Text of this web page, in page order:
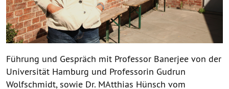
Führung und Gespräch mit Professor Banerjee von der
Universität Hamburg und Professorin Gudrun
Wolfschmidt, sowie Dr. MAtthias Hünsch vom